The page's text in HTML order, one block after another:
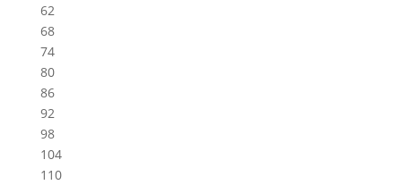
62
68
74
80
86
92
98
104
110